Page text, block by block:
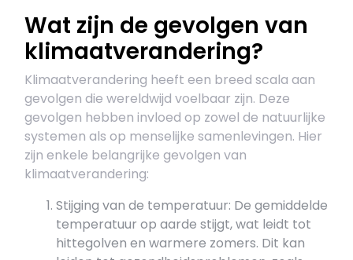
Wat zijn de gevolgen van
klimaatverandering?
Klimaatverandering heeft een breed scala aan
gevolgen die wereldwijd voelbaar zijn. Deze
gevolgen hebben invloed op zowel de natuurlijke
systemen als op menselijke samenlevingen. Hier
zijn enkele belangrijke gevolgen van
klimaatverandering:
Stijging van de temperatuur: De gemiddelde
temperatuur op aarde stijgt, wat leidt tot
hittegolven en warmere zomers. Dit kan